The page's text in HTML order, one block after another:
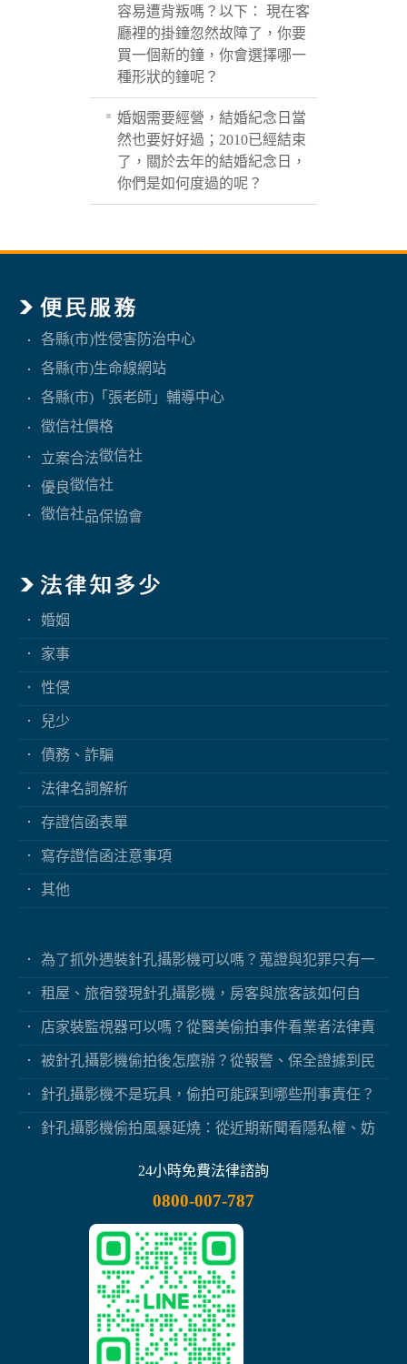
容易遭背叛嗎？以下： 現在客
廳裡的掛鐘忽然故障了，你要
買一個新的鐘，你會選擇哪一
種形狀的鐘呢？
婚姻需要經營，結婚紀念日當
然也要好好過；2010已經結束
了，關於去年的結婚紀念日，
你們是如何度過的呢？
各縣(市)性侵害防治中心
各縣(市)生命線網站
各縣(市)「張老師」輔導中心
徵信社價格
立案合法徵信社
優良徵信社
徵信社品保協會
婚姻
家事
性侵
兒少
債務、詐騙
法律名詞解析
存證信函表單
寫存證信函注意事項
其他
為了抓外遇裝針孔攝影機可以嗎？蒐證與犯罪只有一
租屋、旅宿發現針孔攝影機，房客與旅客該如何自
店家裝監視器可以嗎？從醫美偷拍事件看業者法律責
被針孔攝影機偷拍後怎麼辦？從報警、保全證據到民
針孔攝影機不是玩具，偷拍可能踩到哪些刑事責任？
針孔攝影機偷拍風暴延燒：從近期新聞看隱私權、妨
24小時免費法律諮詢
0800-007-787